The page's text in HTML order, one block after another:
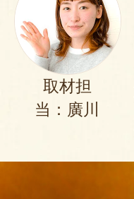
取材担
当：廣川